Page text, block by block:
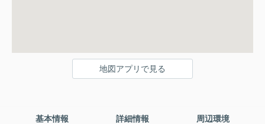
地図アプリで見る
基本情報 詳細情報 周辺環境